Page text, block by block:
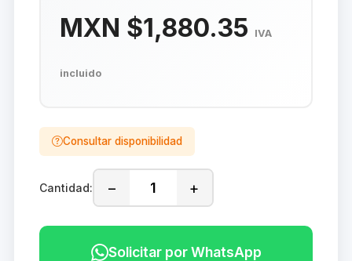
MXN $1,880.35 IVA
incluido
Consultar disponibilidad
Cantidad: − +
Solicitar por WhatsApp